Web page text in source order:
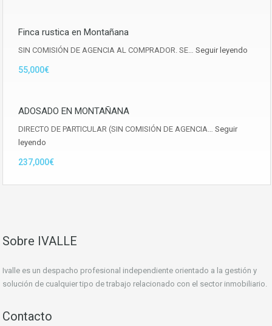
Finca rustica en Montañana
SIN COMISIÓN DE AGENCIA AL COMPRADOR. SE… Seguir leyendo
55,000€
ADOSADO EN MONTAÑANA
DIRECTO DE PARTICULAR (SIN COMISIÓN DE AGENCIA… Seguir
leyendo
237,000€
Sobre IVALLE
Ivalle es un despacho profesional independiente orientado a la gestión y
solución de cualquier tipo de trabajo relacionado con el sector inmobiliario.
Contacto